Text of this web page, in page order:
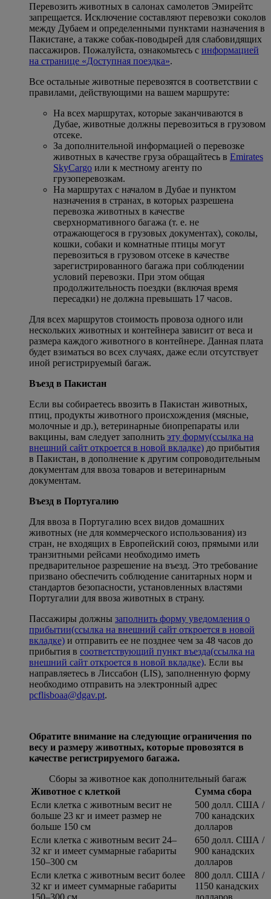
Перевозить животных в салонах самолетов Эмирейтс
запрещается. Исключение составляют перевозки соколов
между Дубаем и определенными пунктами назначения в
Пакистане, а также собак-поводырей для слабовидящих
пассажиров. Пожалуйста, ознакомьтесь с информацией
на странице «Доступная поездка».
Все остальные животные перевозятся в соответствии с
правилами, действующими на вашем маршруте:
На всех маршрутах, которые заканчиваются в
Дубае, животные должны перевозиться в грузовом
отсеке.
За дополнительной информацией о перевозке
животных в качестве груза обращайтесь в Emirates
SkyCargo или к местному агенту по
грузоперевозкам.
На маршрутах с началом в Дубае и пунктом
назначения в странах, в которых разрешена
перевозка животных в качестве
сверхнормативного багажа (т. е. не
отражающегося в грузовых документах), соколы,
кошки, собаки и комнатные птицы могут
перевозиться в грузовом отсеке в качестве
зарегистрированного багажа при соблюдении
условий перевозки. При этом общая
продолжительность поездки (включая время
пересадки) не должна превышать 17 часов.
Для всех маршрутов стоимость провоза одного или
нескольких животных и контейнера зависит от веса и
размера каждого животного в контейнере. Данная плата
будет взиматься во всех случаях, даже если отсутствует
иной регистрируемый багаж.
Въезд в Пакистан
Если вы собираетесь ввозить в Пакистан животных,
птиц, продукты животного происхождения (мясные,
молочные и др.), ветеринарные биопрепараты или
вакцины, вам следует заполнить эту форму(ссылка на
внешний сайт откроется в новой вкладке) до прибытия
в Пакистан, в дополнение к другим сопроводительным
документам для ввоза товаров и ветеринарным
документам.
Въезд в Португалию
Для ввоза в Португалию всех видов домашних
животных (не для коммерческого использования) из
стран, не входящих в Европейский союз, прямыми или
транзитными рейсами необходимо иметь
предварительное разрешение на въезд. Это требование
призвано обеспечить соблюдение санитарных норм и
стандартов безопасности, установленных властями
Португалии для ввоза животных в страну.
Пассажиры должны заполнить форму уведомления о
прибытии(ссылка на внешний сайт откроется в новой
вкладке) и отправить ее не позднее чем за 48 часов до
прибытия в соответствующий пункт въезда(ссылка на
внешний сайт откроется в новой вкладке). Если вы
направляетесь в Лиссабон (LIS), заполненную форму
необходимо отправить на электронный адрес
pcflisboaa@dgav.pt.
Обратите внимание на следующие ограничения по
весу и размеру животных, которые провозятся в
качестве регистрируемого багажа.
Сборы за животное как дополнительный багаж
Животное с клеткой
Сумма сбора
Если клетка с животным весит не
больше 23 кг и имеет размер не
больше 150 см
500 долл. США /
700 канадских
долларов
Если клетка с животным весит 24–
32 кг и имеет суммарные габариты
150–300 см
650 долл. США /
900 канадских
долларов
Если клетка с животным весит более
32 кг и имеет суммарные габариты
150–300 см
800 долл. США /
1150 канадских
долларов